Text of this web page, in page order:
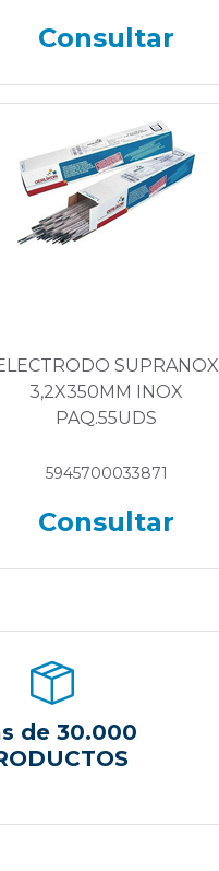
Consultar
SUPRANOX
3,2X350MM INOX
PAQ.55UDS
5945700033871
Consultar
de 30.000